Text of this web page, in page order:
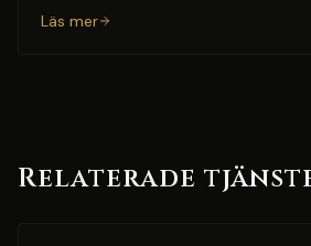
Läs mer
Relaterade